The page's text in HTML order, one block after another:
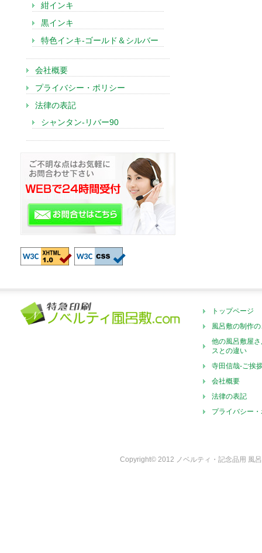
紺インキ
黒インキ
特色インキ-ゴールド＆シルバー
会社概要
プライバシー・ポリシー
法律の表記
シャンタン-リバー90
トップページ
風呂敷の制作
他の風呂敷屋
スとの違い
寺田信哉-ご挨
会社概要
法律の表記
プライバシー
Copyright© 2012 ノベルティ・記念品用 風